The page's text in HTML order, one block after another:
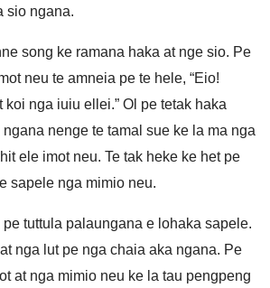
sio ngana.
song ke ramana haka at nge sio. Pe
neu te amneia pe te hele, “Eio!
koi nga iuiu ellei.” Ol pe tetak haka
nenge te tamal sue ke la ma nga
ele imot neu. Te tak heke ke het pe
sapele nga mimio neu.
pe tuttula palaungana e lohaka sapele.
nga lut pe nga chaia aka ngana. Pe
at nga mimio neu ke la tau pengpeng